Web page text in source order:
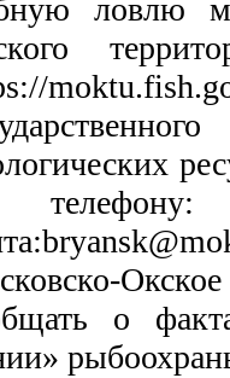
ловлю
телефону:
о